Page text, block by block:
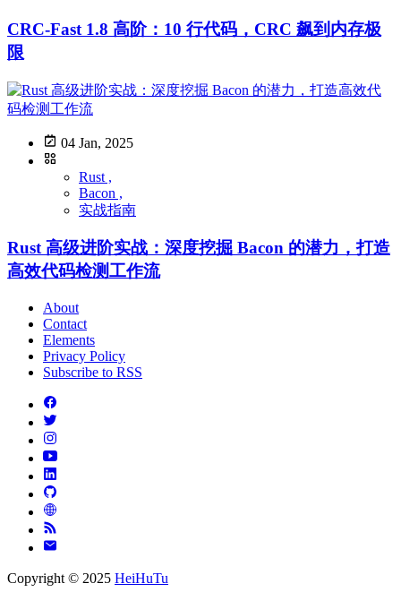
CRC-Fast 1.8 高阶：10 行代码，CRC 飙到内存极
限
04 Jan, 2025
Rust ,
Bacon ,
实战指南
Rust 高级进阶实战：深度挖掘 Bacon 的潜力，打造
高效代码检测工作流
About
Contact
Elements
Privacy Policy
Subscribe to RSS
Copyright © 2025 HeiHuTu